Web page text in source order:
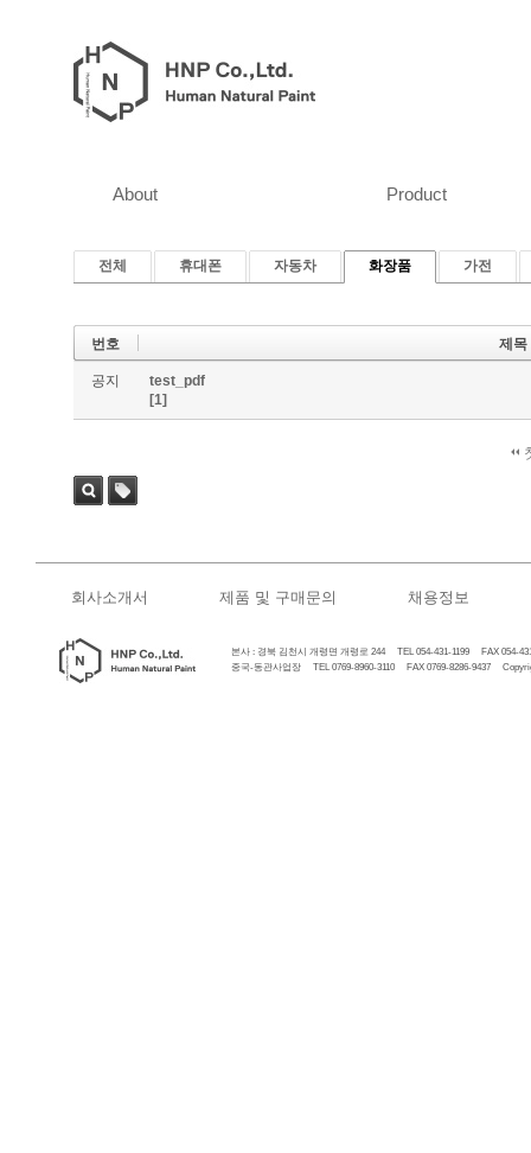
About Product
전체 휴대폰 자동차 화장품 가전
번호 제목
공지
test_pdf
[1]
회사소개서 제품 및 구매문의 채용정보
본사 : 경북 김천시 개령면 개령로 244 TEL 054-431-1199 FAX 054-
중국-동관사업장 TEL 0769-8960-3110 FAX 0769-8286-9437